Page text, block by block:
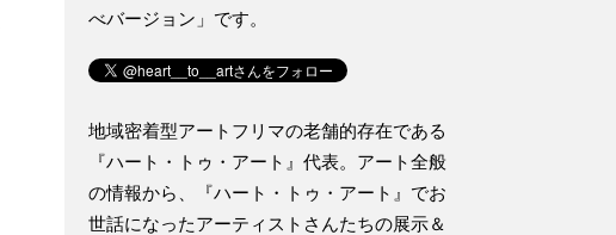
べバージョン」です。
地域密着型アートフリマの老舗的存在である
『ハート・トゥ・アート』代表。アート全般
の情報から、『ハート・トゥ・アート』でお
世話になったアーティストさんたちの展示＆